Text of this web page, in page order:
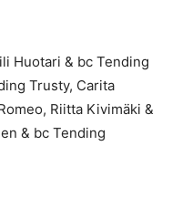
Huotari & bc Tending
Trusty, Carita
Riitta Kivimäki &
& bc Tending